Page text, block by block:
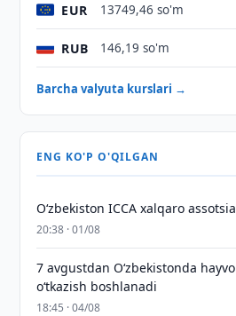
EUR 13749,46 so'm
RUB 146,19 so'm
Barcha valyuta kurslari →
ENG KO'P O'QILGAN
O‘zbekiston ICCA xalqaro
20:38 · 01/08
7 avgustdan O‘zbekistonda
o‘tkazish boshlanadi
18:45 · 04/08